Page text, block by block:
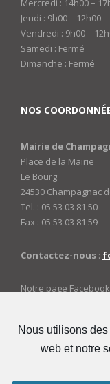
Nous utilisons
web et notre
Jeudi : 9h00 – 12h00
Vendredi : 9h00 –
Samedi : Fermé
Dimanche : Fermé
NOS
Mairie de
Place de la Mairie
Le Bourg
24530 Champagnac
Tel. : 05 53 03 81 50
Fax : 05 53 03 81 59
Contactez-nous :
Notre page
ACCES